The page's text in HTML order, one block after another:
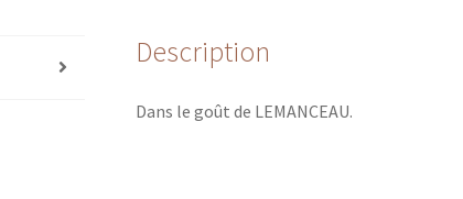
Description
Dans le goût de LEMANCEAU.